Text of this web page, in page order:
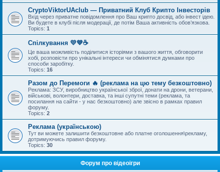
CryptoViktorUAclub — Приватний Клуб Крипто Інвесторів
Вхід через приватне повідомлення про Ваш крипто досвід, або інвест ідею.
Ви будете в клубі після модерації, де потім Ваша активність обов’язкова.
Topics: 1
Спілкування 💛💙☕
Це ваша можливість поділитися історіями з вашого життя, обговорити
хобі, розповісти про унікальні інтереси чи обмінятися думками про
способи заробітку.
Topics: 16
Разом до Перемоги 🔥 (реклама на цю тему безкоштовно)
Реклама: ЗСУ, виробництво української зброї, донати на дрони, ветерани,
військові, волонтери, доставка, та інші супутні теми (реклама, та
посилання на сайти - у нас безкоштовно) але звісно в рамках правил
форуму.
Topics: 2
Реклама (українською)
Тут ви можете залишити безкоштовне або платне оголошення\рекламу,
дотримуючись правил форуму.
Topics: 30
Форум про відеоігри